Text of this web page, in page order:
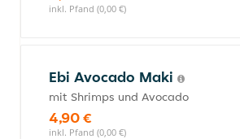
inkl. Pfand (0,00 €)
Ebi Avocado Maki
mit Shrimps und Avocado
4,90 €
inkl. Pfand (0,00 €)